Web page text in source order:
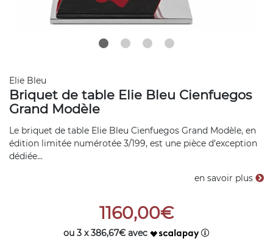
Elie Bleu
Briquet de table Elie Bleu Cienfuegos
Grand Modèle
Le briquet de table Elie Bleu Cienfuegos Grand Modèle, en
édition limitée numérotée 3/199, est une pièce d’exception
dédiée...
en savoir plus
1160,00€
ou 3 x 386,67€ avec